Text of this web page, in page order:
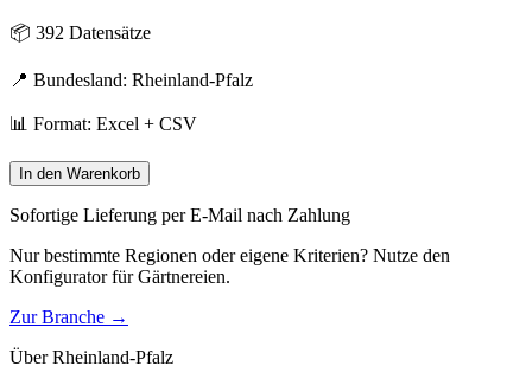
📦 392 Datensätze
📍 Bundesland: Rheinland-Pfalz
📊 Format: Excel + CSV
In den Warenkorb
Sofortige Lieferung per E-Mail nach Zahlung
Nur bestimmte Regionen oder eigene Kriterien? Nutze den
Konfigurator fürGärtnereien.
Zur Branche →
ÜberRheinland-Pfalz